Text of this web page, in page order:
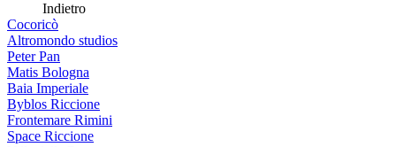
Indietro
Cocoricò
Altromondo studios
Peter Pan
Matis Bologna
Baia Imperiale
Byblos Riccione
Frontemare Rimini
Space Riccione